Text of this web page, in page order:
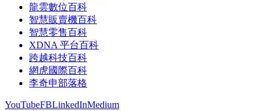
龍雲數位百科
智慧販賣機百科
智慧零售百科
XDNA 平台百科
跨越科技百科
網虎國際百科
李奇申部落格
YouTubeFBLinkedInMedium